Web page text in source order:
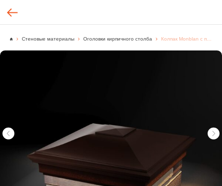
Стеновые материалы Оголовки кирпичного столба